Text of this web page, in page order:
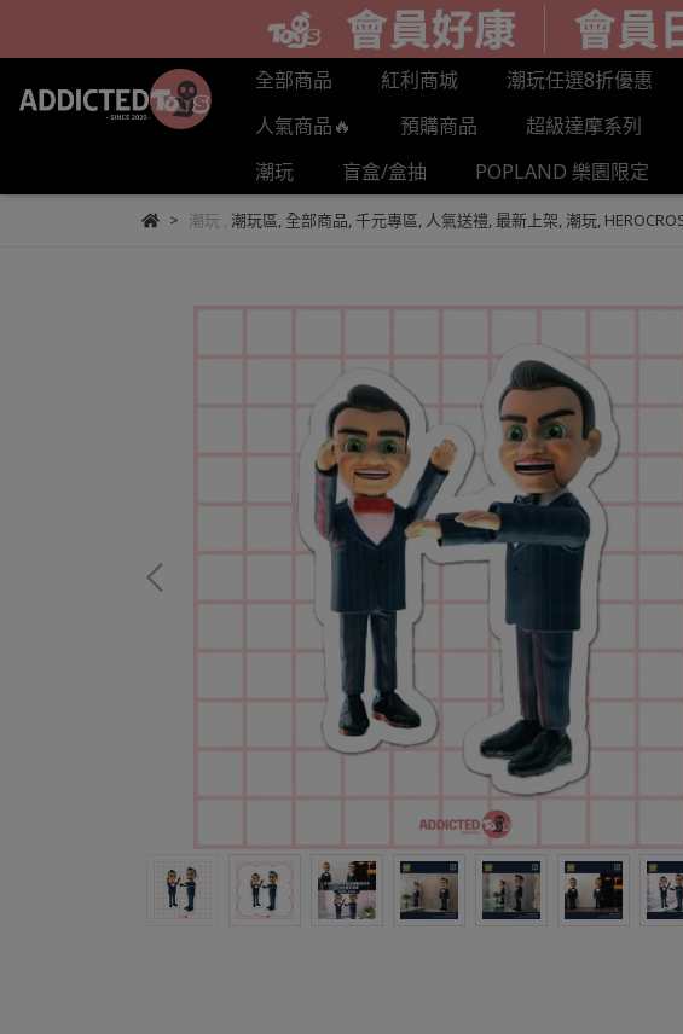
全部商品 紅利商城 潮玩任選8折優惠
人氣商品🔥
預購商品 超級達摩系列
潮玩
盲盒/盒抽 POPLAND 樂園限定
潮玩 , 潮玩區,全部商品,千元專區, 人氣送禮, 最新上架,潮玩,